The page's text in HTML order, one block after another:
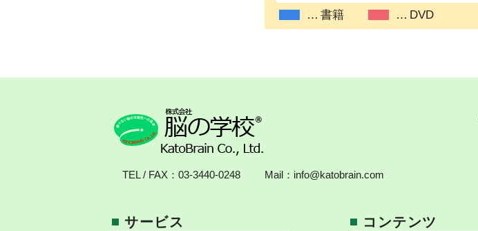
書籍 DVD
TEL / FAX： 03-3440-0248 Mail： info@katobrain.com
サービス コンテンツ